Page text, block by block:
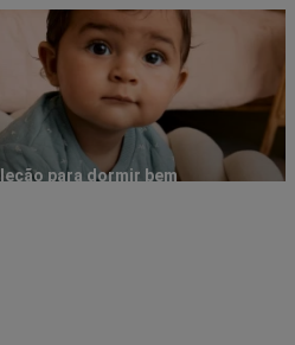
para dormir bem